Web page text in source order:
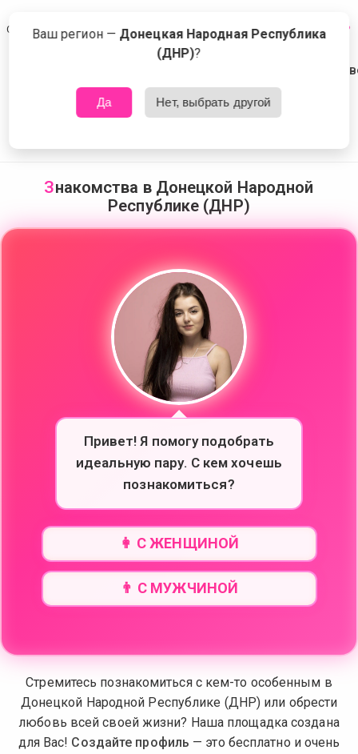
Сейчас знакомятся в Донецкой Народной Республике (ДНР) Что это?
Знакомства в Донецкой Народной
Республике (ДНР)
Привет! Я помогу подобрать
идеальную пару. С кем хочешь
познакомиться?
👩 С ЖЕНЩИНОЙ
👨 С МУЖЧИНОЙ
Стремитесь познакомиться с кем-то особенным в
Донецкой Народной Республике (ДНР) или обрести
любовь всей своей жизни? Наша площадка создана
для Вас! Создайте профиль — это бесплатно и очень
Ваш регион — Донецкая Народная Республика
(ДНР)?
Да Нет, выбрать другой